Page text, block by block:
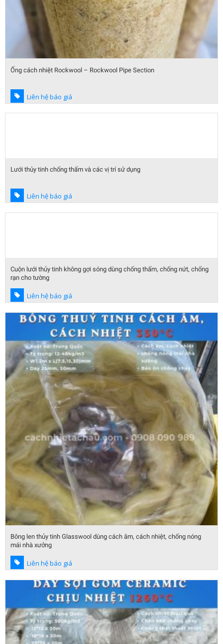
Ống cách nhiệt Rockwool – Rockwool Pipe Section
Liên hệ báo giá
Lưới thủy tinh chống thấm và các vị trí sử dụng
Liên hệ báo giá
Cuộn lưới thủy tinh không gợi sóng dùng chống thấm, chống nứt, chống
rạn cho tường
Liên hệ báo giá
Bông len thủy tinh Glasswool dùng cách âm, cách nhiệt, chống nóng
mái nhà xưởng
Liên hệ báo giá